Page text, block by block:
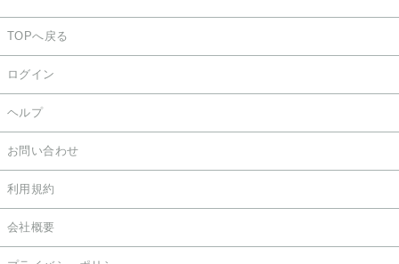
TOPへ戻る
ログイン
ヘルプ
お問い合わせ
利用規約
会社概要